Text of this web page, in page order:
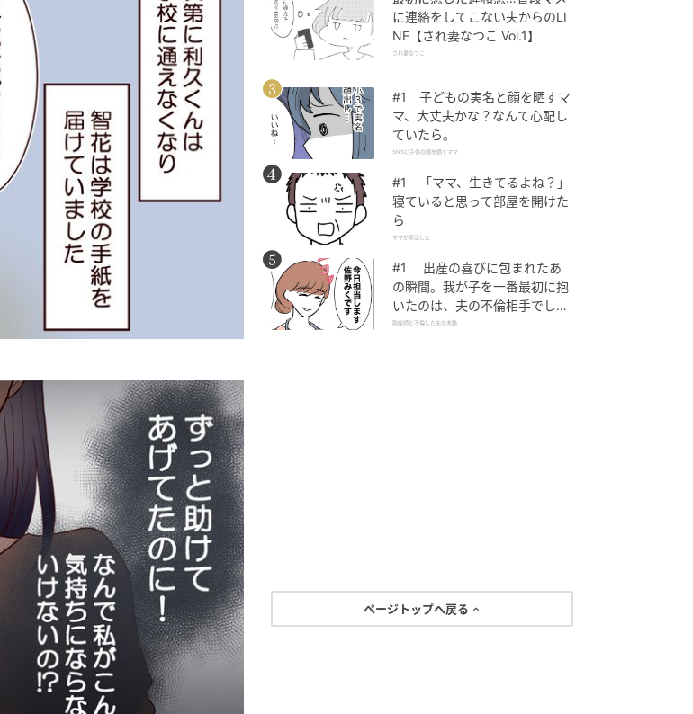
に連絡をしてこない夫からのLI
NE【され妻なつこ Vol.1】
され妻なつこ
#1 子どもの実名と顔を晒すマ
マ、大丈夫かな？なんて心配し
ていたら。
SNSに子供の顔を晒すママ
#1 「ママ、生きてるよね？」
寝ていると思って部屋を開けた
ら
ママが家出した
#1 出産の喜びに包まれたあ
の瞬間。我が子を一番最初に抱
いたのは、夫の不倫相手でし
た。
助産師と不倫した夫の末路
ページトップへ戻る